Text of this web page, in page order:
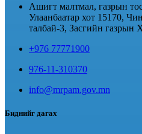
Ашигт малтмал, газрын
Улаанбаатар хот 15170,
талбай-3, Засгийн газрын
+976 77771900
976-11-310370
info@mrpam.gov.mn
Биднийг дагах